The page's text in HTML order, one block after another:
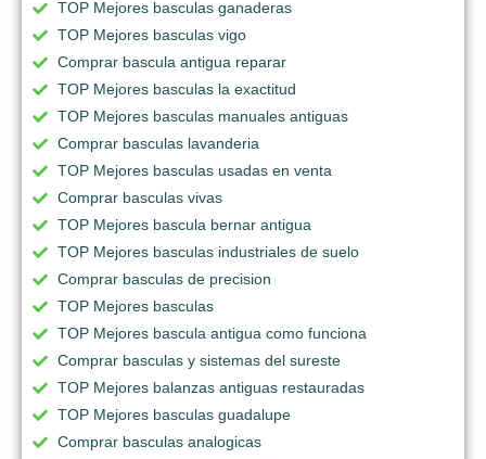
TOP Mejores basculas ganaderas
TOP Mejores basculas vigo
Comprar bascula antigua reparar
TOP Mejores basculas la exactitud
TOP Mejores basculas manuales antiguas
Comprar basculas lavanderia
TOP Mejores basculas usadas en venta
Comprar basculas vivas
TOP Mejores bascula bernar antigua
TOP Mejores basculas industriales de suelo
Comprar basculas de precision
TOP Mejores basculas
TOP Mejores bascula antigua como funciona
Comprar basculas y sistemas del sureste
TOP Mejores balanzas antiguas restauradas
TOP Mejores basculas guadalupe
Comprar basculas analogicas